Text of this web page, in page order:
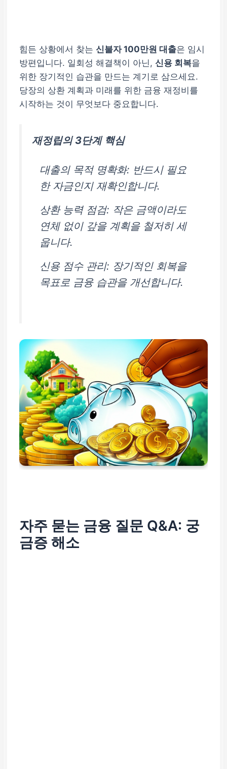
힘든 상황에서 찾는신불자 100만원 대출은 임시
방편입니다. 일회성 해결책이 아닌,신용 회복을
위한 장기적인 습관을 만드는 계기로 삼으세요.
당장의 상환 계획과 미래를 위한 금융 재정비를
시작하는 것이 무엇보다 중요합니다.
재정립의 3단계 핵심
대출의 목적 명확화: 반드시 필요
한 자금인지 재확인합니다.
상환 능력 점검: 작은 금액이라도
연체 없이 갚을 계획을 철저히 세
웁니다.
신용 점수 관리: 장기적인 회복을
목표로 금융 습관을 개선합니다.
자주 묻는 금융 질문 Q&A: 궁
금증 해소